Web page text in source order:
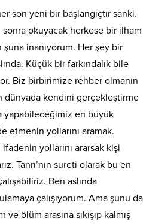
son yeni bir başlangıçtır sanki.
okuyacak herkese bir ilham
inanıyorum. Her şey bir
Küçük bir farkındalık bile
Biz birbirimize rehber olmanın
dünyada kendini gerçekleştirme
yapabileceğimiz en büyük
etmenin yollarını aramak.
ifadenin yollarını ararsak kişi
Tanrı’nın sureti olarak bu en
Ben aslında
çalışıyorum. Ama şunu da
ölüm arasına sıkışıp kalmış